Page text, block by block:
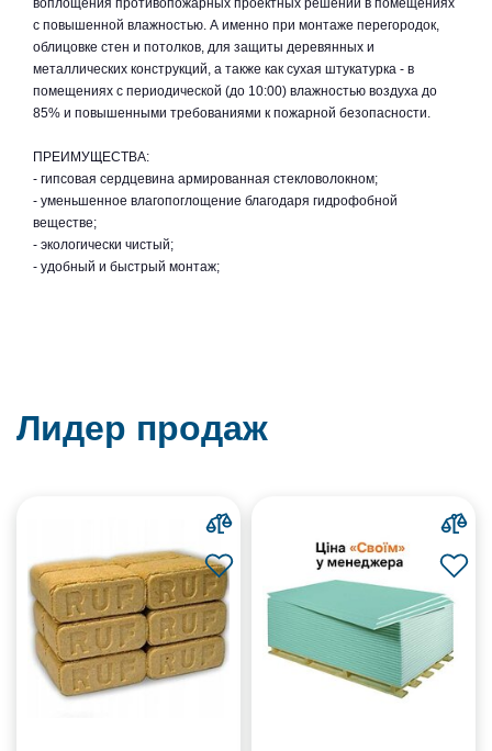
воплощения противопожарных проектных решений в помещениях
с повышенной влажностью. А именно при монтаже перегородок,
облицовке стен и потолков, для защиты деревянных и
металлических конструкций, а также как сухая штукатурка - в
помещениях с периодической (до 10:00) влажностью воздуха до
85% и повышенными требованиями к пожарной безопасности.
ПРЕИМУЩЕСТВА:
- гипсовая сердцевина армированная стекловолокном;
- уменьшенное влагопоглощение благодаря гидрофобной
веществе;
- экологически чистый;
- удобный и быстрый монтаж;
Лидер продаж